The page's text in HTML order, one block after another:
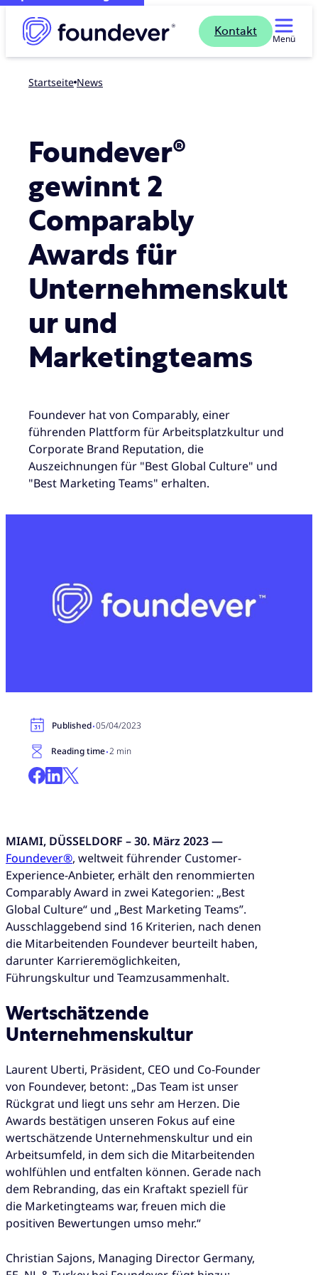
Kontakt
Menü
Startseite news
Foundever®
gewinnt 2
Comparably
Awards für
Unternehmenskult
ur und
Marketingteams
Foundever hat von Comparably, einer
führenden Plattform für Arbeitsplatzkultur und
Corporate Brand Reputation, die
Auszeichnungen für "Best Global Culture" und
"Best Marketing Teams" erhalten.
Published·05/04/2023
Reading time·2 min
MIAMI, DÜSSELDORF – 30. März 2023 —
Foundever®, weltweit führender Customer-
Experience-Anbieter, erhält den renommierten
Comparably Award in zwei Kategorien: „Best
Global Culture“ und „Best Marketing Teams”.
Ausschlaggebend sind 16 Kriterien, nach denen
die Mitarbeitenden Foundever beurteilt haben,
darunter Karrieremöglichkeiten,
Führungskultur und Teamzusammenhalt.
Wertschätzende
Unternehmenskultur
Laurent Uberti, Präsident, CEO und Co-Founder
von Foundever, betont: „Das Team ist unser
Rückgrat und liegt uns sehr am Herzen. Die
Awards bestätigen unseren Fokus auf eine
wertschätzende Unternehmenskultur und ein
Arbeitsumfeld, in dem sich die Mitarbeitenden
wohlfühlen und entfalten können. Gerade nach
dem Rebranding, das ein Kraftakt speziell für
die Marketingteams war, freuen mich die
positiven Bewertungen umso mehr.“
Christian Sajons, Managing Director Germany,